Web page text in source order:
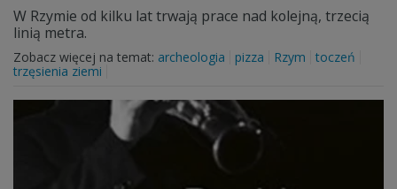
W Rzymie od kilku lat trwają prace nad kolejną, trzecią
linią metra.
Zobacz więcej na temat: archeologia pizza Rzym
toczeń
trzęsienia ziemi